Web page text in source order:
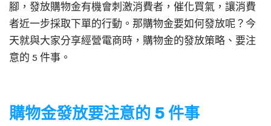
腳，發放購物金有機會刺激消費者，催化買氣，讓消費
者近一步採取下單的行動。那購物金要如何發放呢？今
天就與大家分享經營電商時，購物金的發放策略、要注
意的 5 件事。
購物金發放要注意的 5 件事